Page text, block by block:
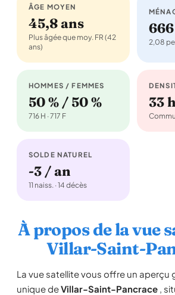
ÂGE MOYEN
45,8 ans
Plus âgée que moy. FR (42
ans)
666
2,08
HOMMES / FEMMES
50 % / 50 %
716 H · 717 F
33
SOLDE NATUREL
-3 / an
11 naiss. · 14 décès
À propos de la vue
Villar-Saint-
La vue satellite vous offre un aperçu
unique deVillar-Saint-Pancrace ,